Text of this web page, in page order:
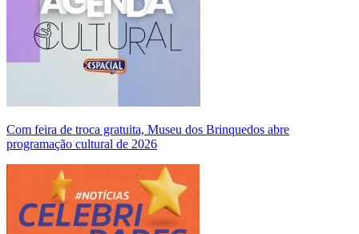
Com feira de troca gratuita, Museu dos Brinquedos abre
programação cultural de 2026